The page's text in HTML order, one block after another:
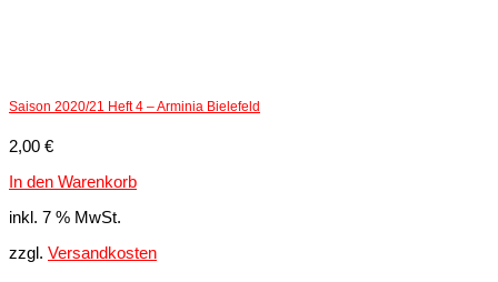
Saison 2020/21 Heft 4 – Arminia Bielefeld
2,00 €
In den Warenkorb
inkl. 7 % MwSt.
zzgl. Versandkosten